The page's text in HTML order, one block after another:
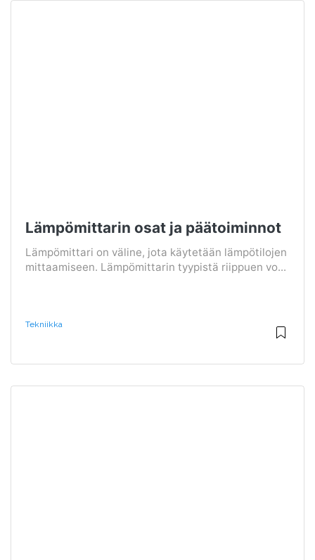
Lämpömittarin osat ja päätoiminnot
Lämpömittari on väline, jota käytetään lämpötilojen
mittaamiseen. Lämpömittarin tyypistä riippuen vo...
Tekniikka